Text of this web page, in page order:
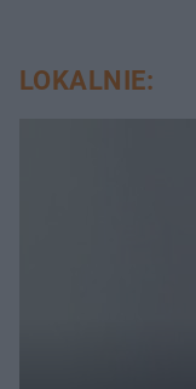
LOKALNIE: